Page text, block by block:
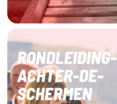
RONDLEIDING-
ACHTER-DE-
SCHERMEN